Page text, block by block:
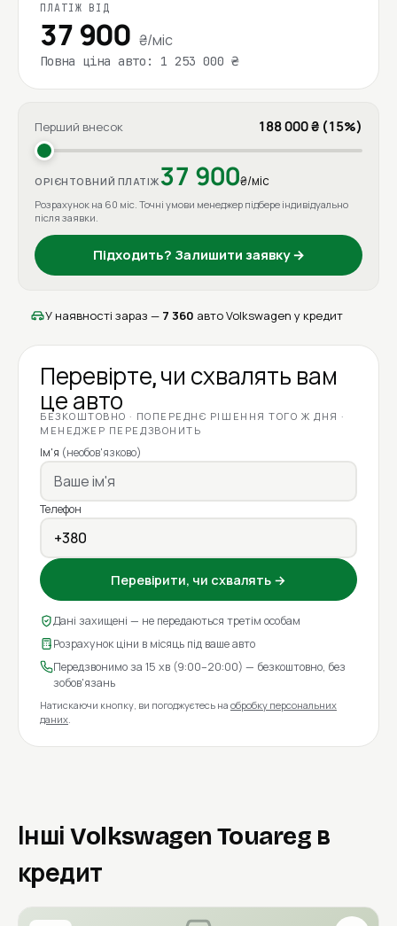
ПЛАТІЖ ВІД
37 900 ₴/міс
Повна ціна авто: 1 253 000 ₴
Перший внесок 188 000 ₴ (15%)
ОРІЄНТОВНИЙ ПЛАТІЖ37 900₴/міс
Розрахунок на 60 міс. Точні умови менеджер підбере індивідуально
після заявки.
Підходить? Залишити заявку →
У наявності зараз — 7 360 авто Volkswagen у кредит
Перевірте, чи схвалять вам
це авто
БЕЗКОШТОВНО · ПОПЕРЕДНЄ РІШЕННЯ ТОГО Ж ДНЯ ·
МЕНЕДЖЕР ПЕРЕДЗВОНИТЬ
Ім'я (необов'язково)
Телефон
Перевірити, чи схвалять →
Дані захищені — не передаються третім особам
Розрахунок ціни в місяць під ваше авто
Передзвонимо за 15 хв (9:00–20:00) — безкоштовно, без
зобов'язань
Натискаючи кнопку, ви погоджуєтесь на обробку персональних
даних.
Інші Volkswagen Touareg в
кредит